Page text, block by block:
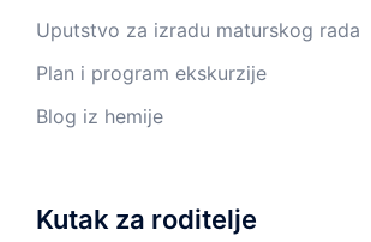
Uputstvo za izradu maturskog rada
Plan i program ekskurzije
Blog iz hemije
Kutak za roditelje